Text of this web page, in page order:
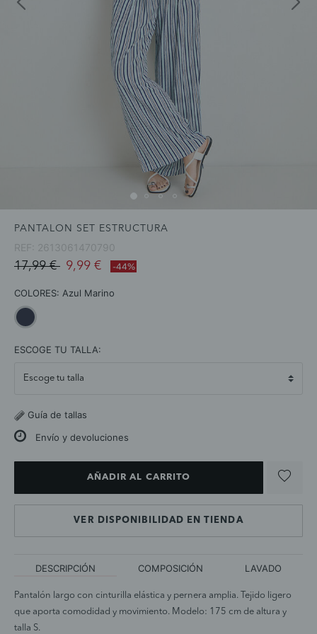
PANTALON SET ESTRUCTURA
REF: 2613061470790
Price reduced from
17,99 €to9,99 € -44%
COLORES: Azul Marino
ESCOGE TU TALLA:
Guía de tallas
Envío y devoluciones
AÑADIR AL CARRITO
VER DISPONIBILIDAD EN TIENDA
DESCRIPCIÓN COMPOSICIÓN LAVADO
Pantalón largo con cinturilla elástica y pernera amplia. Tejido ligero
que aporta comodidad y movimiento. Modelo: 175 cm de altura y
talla S.